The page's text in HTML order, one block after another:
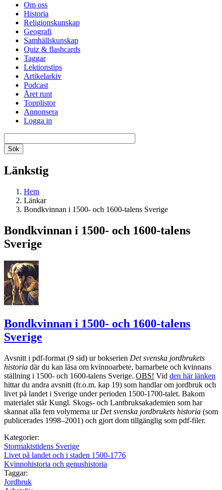
Om oss
Historia
Religionskunskap
Geografi
Samhällskunskap
Quiz & flashcards
Taggar
Lektionstips
Artikelarkiv
Podcast
Året runt
Topplistor
Annonsera
Logga in
Länkstig
Hem
Länkar
Bondkvinnan i 1500- och 1600-talens Sverige
Bondkvinnan i 1500- och 1600-talens
Sverige
Bondkvinnan i 1500- och 1600-talens
Sverige
Avsnitt i pdf-format (9 sid) ur bokserien Det svenska jordbrukets
historia där du kan läsa om kvinnoarbete, barnarbete och kvinnans
ställning i 1500- och 1600-talens Sverige. OBS! Vid den här länken
hittar du andra avsnitt (fr.o.m. kap 19) som handlar om jordbruk och
livet på landet i Sverige under perioden 1500-1700-talet. Bakom
materialet står Kungl. Skogs- och Lantbruksakademien som har
skannat alla fem volymerna ur Det svenska jordbrukets historia (som
publicerades 1998–2001) och gjort dom tillgänglig som pdf-filer.
Kategorier:
Stormaktstidens Sverige
Livet på landet och i staden 1500-1776
Kvinnohistoria och genushistoria
Taggar:
Jordbruk